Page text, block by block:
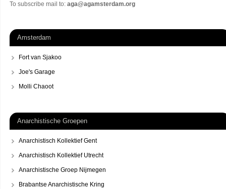
To subscribe mail to: aga@agamsterdam.org
Amsterdam
Fort van Sjakoo
Joe's Garage
Molli Chaoot
Anarchistische Groepen
Anarchistisch Kollektief Gent
Anarchistisch Kollektief Utrecht
Anarchistische Groep Nijmegen
Brabantse Anarchistische Kring